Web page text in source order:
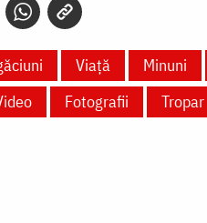
Viață Minuni
Fotografii Tropar